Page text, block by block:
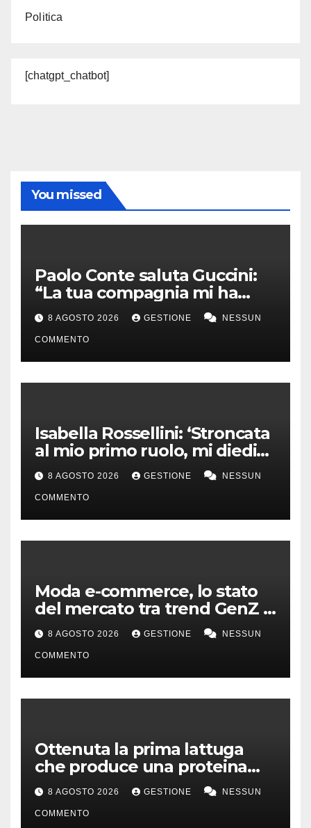
Politica
[chatgpt_chatbot]
You missed
Paolo Conte saluta Guccini:
“La tua compagnia mi ha
sempre divertito”
8 AGOSTO 2026 GESTIONE NESSUN
COMMENTO
Isabella Rossellini: ‘Stroncata
al mio primo ruolo, mi diedi
alla moda’
8 AGOSTO 2026 GESTIONE NESSUN
COMMENTO
Moda e-commerce, lo stato
del mercato tra trend GenZ e
second hand
8 AGOSTO 2026 GESTIONE NESSUN
COMMENTO
Ottenuta la prima lattuga
che produce una proteina
chiave della carne
8 AGOSTO 2026 GESTIONE NESSUN
COMMENTO